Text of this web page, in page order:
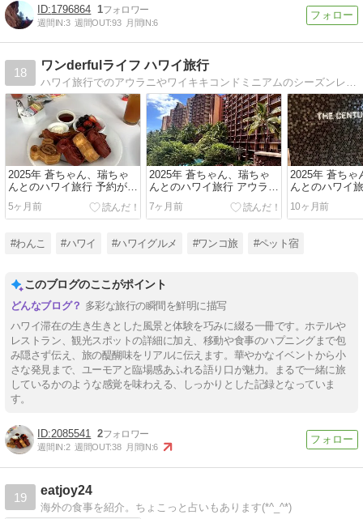
1796864 1
週間IN:3 週間OUT:93 月間IN:6
18
ワンderfulライフ ハワイ旅行
ハワイ旅行でのアウラニやワイキキコンドミニアムのシーズンレンタル利用ノウハウを紹介しています。ジャックラッセル・トイプードル・ビションフリーゼとの遊びや生活、一緒に訪れたペット宿の感想をまとめています。
2025年 蒼ちゃん、瑞ちゃ
んとのハワイ旅行 予約が取
れたキャラクターブレック
ファーストで始まりだよ。
5ヶ月前
2025年 蒼ちゃん、瑞ちゃ
んとのハワイ旅行 アウラニ
に着きました。マカヒキ の
キャラクターブレックファ
よね。（ハワイ初日）
7ヶ月前
2025年 蒼ちゃ
んとのハワイ
人数で出発で
ウンジへ！（
10ヶ月前
#わんこ #ハワイ #ハワイグルメ #ワンコ旅 #ペット宿
このブログのここがポイント
多彩な旅行の瞬間を鮮明に描写
ハワイ滞在の生き生きとした風景と体験を巧みに綴る一冊です。ホテルや
レストラン、観光スポットの詳細に加え、移動や食事のハプニングまで包
み隠さず伝え、旅の醍醐味をリアルに伝えます。華やかなイベントから小
さな発見まで、ユーモアと臨場感あふれる語り口が魅力。まるで一緒に旅
しているかのような感覚を味わえる、しっかりとした記録となっていま
す。
2085541 2
週間IN:2 週間OUT:38 月間IN:6
19
eatjoy24
海外の食事を紹介。ちょこっと占いもあります(*^_^*)